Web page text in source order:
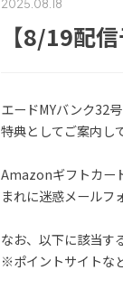
2025.08.18
【8/19配
エードMYバンク32
特典としてご案内し
Amazonギフトカー
まれに迷惑メールフ
なお、以下に該当す
※ポイントサイトな